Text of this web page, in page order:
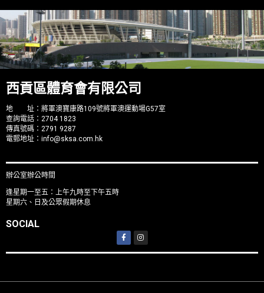
西貢區體育會有限公司
地 址：將軍澳寶康路109號將軍澳運動場G57室
查詢電話：2704 1823
傳真號碼：2791 9287
電郵地址： info@sksa.com.hk
辦公室辦公時間
逢星期一至五：上午九時至下午五時
星期六、日及公眾假期休息
SOCIAL